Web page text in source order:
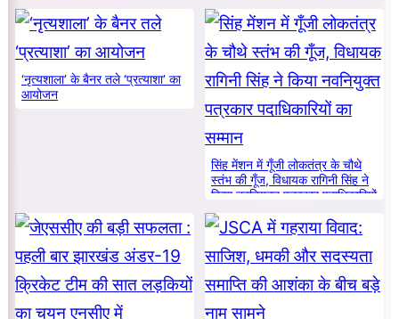
‘नृत्यशाला’ के बैनर तले ‘प्रत्याशा’ का
आयोजन
सिंह मेंशन में गूँजी लोकतंत्र के चौथे
स्तंभ की गूँज, विधायक रागिनी सिंह ने
किया नवनियुक्त पत्रकार पदाधिकारियों
का सम्मान